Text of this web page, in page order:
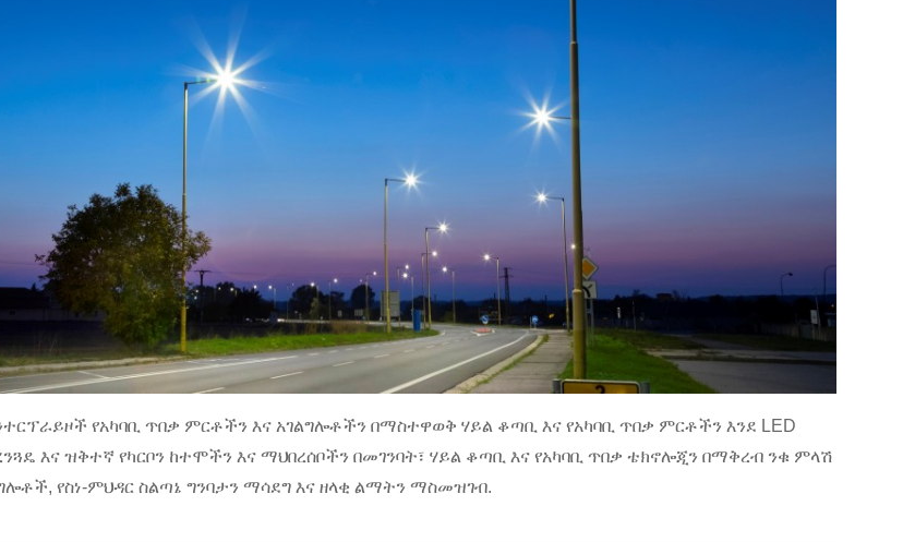
የአካባቢ ጥበቃ ምርቶችን እና አገልግሎቶችን በማስተዋወቅ ሃይል ቆጣቢ እና የአካባቢ ጥበቃ ምርቶችን እንደ LED
እና ዝቅተኛ የካርቦን ከተሞችን እና ማህበረሰቦችን በመገንባት፣ ሃይል ቆጣቢ እና የአካባቢ ጥበቃ ቴክኖሎጂን በማቅረብ ንቁ ምላሽ
የስነ-ምህዳር ስልጣኔ ግንባታን ማሳደግ እና ዘላቂ ልማትን ማስመዝገብ.